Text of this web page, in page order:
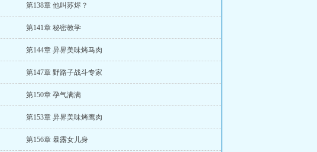
第138章 他叫苏烬？
第141章 秘密教学
第144章 异界美味烤马肉
第147章 野路子战斗专家
第150章 孕气满满
第153章 异界美味烤鹰肉
第156章 暴露女儿身